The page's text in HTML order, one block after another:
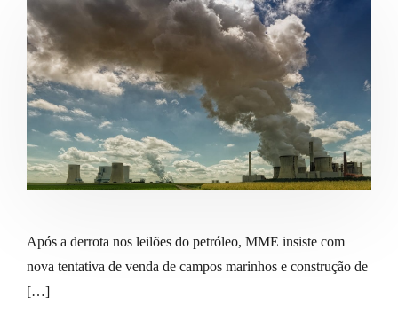
Após a derrota nos leilões do petróleo, MME insiste com
nova tentativa de venda de campos marinhos e construção de
[…]